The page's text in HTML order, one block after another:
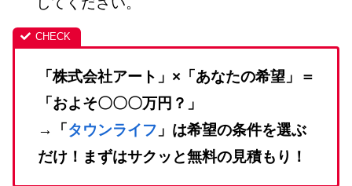
「株式会社アート」×「あなたの希望」＝
「およそ〇〇〇万円？」
→「タウンライフ 」は希望の条件を選ぶ
だけ！まずはサクッと無料の見積もり！